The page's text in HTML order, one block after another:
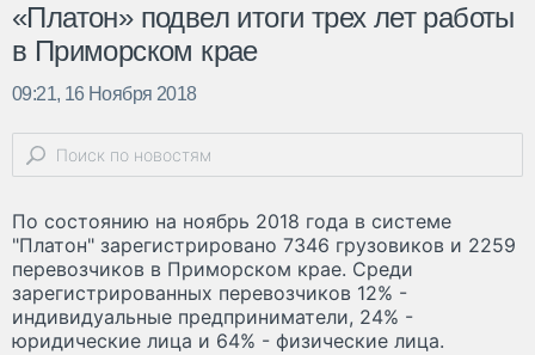
«Платон» подвел итоги трех лет работы
в Приморском крае
09:21, 16 Ноября 2018
По состоянию на ноябрь 2018 года в системе
"Платон" зарегистрировано 7346 грузовиков и 2259
перевозчиков в Приморском крае. Среди
зарегистрированных перевозчиков 12% -
индивидуальные предприниматели, 24% -
юридические лица и 64% - физические лица.